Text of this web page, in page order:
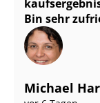
Bin sehr
Michael